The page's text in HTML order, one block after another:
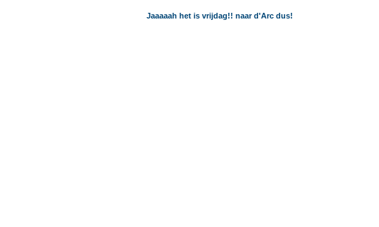
Jaaaaah het is vrijdag!! naar d'Arc dus!